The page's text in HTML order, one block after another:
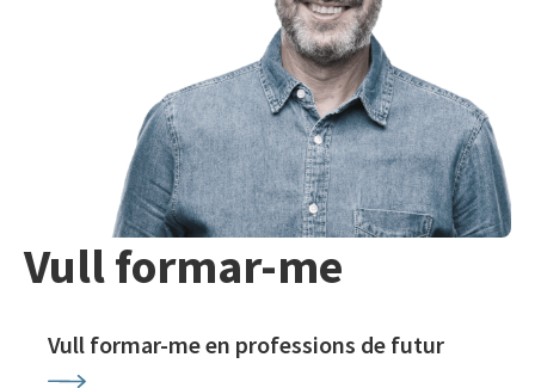
Vull formar-me
Vull formar-me en professions de futur